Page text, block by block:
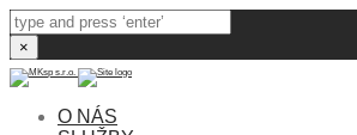
×
O NÁS